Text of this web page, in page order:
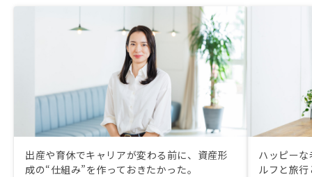
出産や育休でキャリアが変わる前に、資産形
成の“仕組み”を作っておきたかった。
ハッピー
ルフと旅